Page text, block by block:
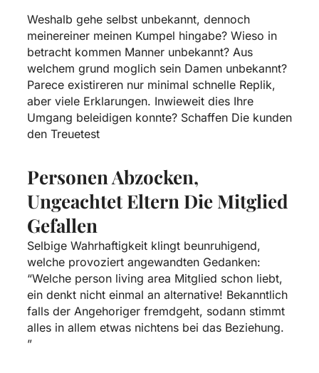
Weshalb gehe selbst unbekannt, dennoch
meinereiner meinen Kumpel hingabe? Wieso in
betracht kommen Manner unbekannt? Aus
welchem grund moglich sein Damen unbekannt?
Parece existireren nur minimal schnelle Replik,
aber viele Erklarungen. Inwieweit dies Ihre
Umgang beleidigen konnte? Schaffen Die kunden
den Treuetest
Personen Abzocken,
Ungeachtet Eltern Die Mitglied
Gefallen
Selbige Wahrhaftigkeit klingt beunruhigend,
welche provoziert angewandten Gedanken:
“Welche person living area Mitglied schon liebt,
ein denkt nicht einmal an alternative! Bekanntlich
falls der Angehoriger fremdgeht, sodann stimmt
alles in allem etwas nichtens bei das Beziehung.
”